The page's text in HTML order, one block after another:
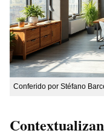
Conferido por Stéfano